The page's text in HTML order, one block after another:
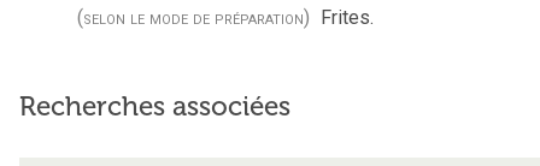
(selon le mode de préparation) Frites.
Recherches associées